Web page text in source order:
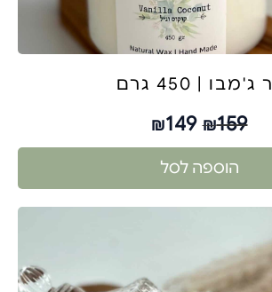
ג'מבו | 450 גרם
₪159
₪149
הוספה לסל